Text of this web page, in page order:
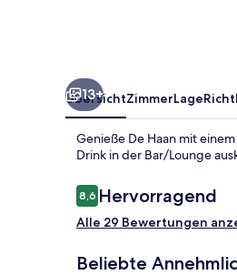
13+
ÜbersichtZimmerLage
Genieße De Haan mit
Drink in der Bar/Lounge
Bewertungen
8,68,6 von 10.
Hervorragend
Alle 29 Bewertungen
Beliebte